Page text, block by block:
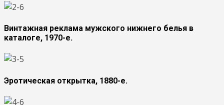
Винтажная реклама мужского нижнего белья в
каталоге, 1970-е.
Эротическая открытка, 1880-е.